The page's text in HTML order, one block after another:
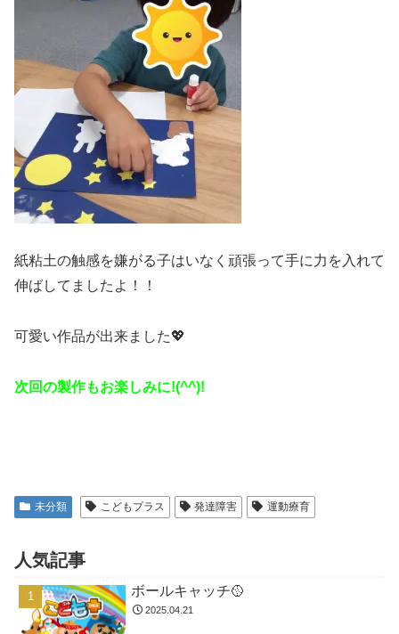
紙粘土の触感を嫌がる子はいなく頑張って手に力を入れて
伸ばしてましたよ！！
可愛い作品が出来ました💖
次回の製作もお楽しみに!(^^)!
未分類 こどもプラス 発達障害 運動療育
人気記事
ボールキャッチ🥎
2025.04.21